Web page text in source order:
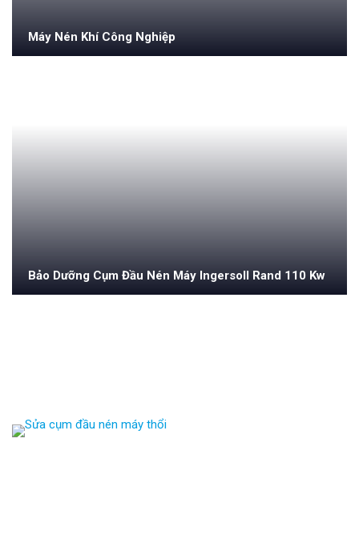
Máy Nén Khí Công Nghiệp
Bảo Dưỡng Cụm Đầu Nén Máy Ingersoll Rand 110 Kw